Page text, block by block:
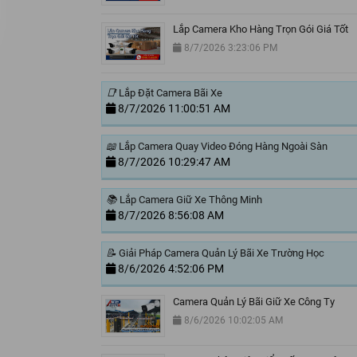
Lắp Camera Kho Hàng Trọn Gói Giá Tốt
8/7/2026 3:23:06 PM
📑 Lắp Đặt Camera Bãi Xe
8/7/2026 11:00:51 AM
📖 Lắp Camera Quay Video Đóng Hàng Ngoài Sàn
8/7/2026 10:29:47 AM
📚 Lắp Camera Giữ Xe Thông Minh
8/7/2026 8:56:08 AM
📝 Giải Pháp Camera Quản Lý Bãi Xe Trường Học
8/6/2026 4:52:06 PM
Camera Quản Lý Bãi Giữ Xe Công Ty
8/6/2026 10:02:05 AM